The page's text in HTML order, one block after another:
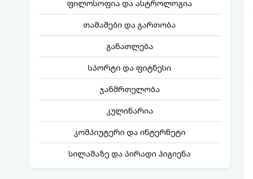
ფილოსოფია და ასტროლოგია
თამაშები და გართობა
განათლება
სპორტი და ფიტნესი
ჯანმრთელობა
კულინარია
კომპიუტერი და ინტერნეტი
სილამაზე და პირადი ჰიგიენა